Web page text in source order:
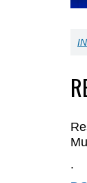
.